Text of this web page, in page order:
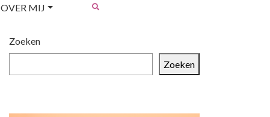
OVER MIJ
Zoeken
Zoeken